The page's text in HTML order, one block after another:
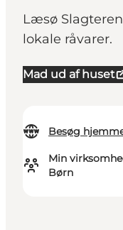
Læsø
lokale råvarer.
Mad ud af huset
Besøg
Min
Børn